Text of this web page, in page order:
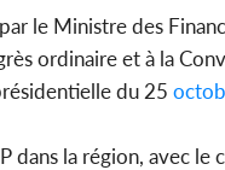
le Ministre des
ordinaire et à la
du 25
dans la région, avec le